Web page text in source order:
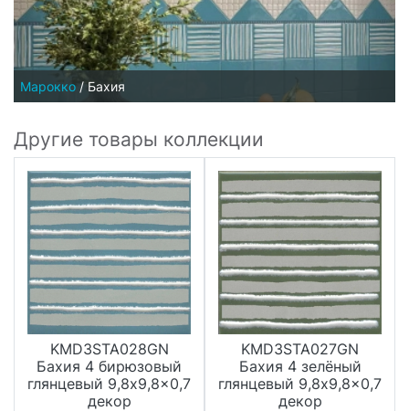
Марокко / Бахия
Другие товары коллекции
KMD3STA028GN
Бахия 4 бирюзовый
глянцевый 9,8x9,8x0,7
декор
KMD3STA027GN
Бахия 4 зелёный
глянцевый 9,8x9,8x0,7
декор